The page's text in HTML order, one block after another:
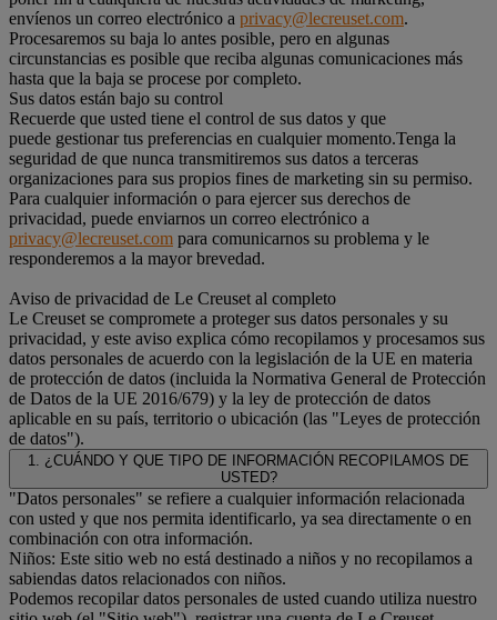
envíenos un correo electrónico a privacy@lecreuset.com.
Procesaremos su baja lo antes posible, pero en algunas
circunstancias es posible que reciba algunas comunicaciones más
hasta que la baja se procese por completo.
Sus datos están bajo su control
Recuerde que usted tiene el control de sus datos y que
puede gestionar tus preferencias en cualquier momento.Tenga la
seguridad de que nunca transmitiremos sus datos a terceras
organizaciones para sus propios fines de marketing sin su permiso.
Para cualquier información o para ejercer sus derechos de
privacidad, puede enviarnos un correo electrónico a
privacy@lecreuset.com para comunicarnos su problema y le
responderemos a la mayor brevedad.
Aviso de privacidad de Le Creuset al completo
Le Creuset se compromete a proteger sus datos personales y su
privacidad, y este aviso explica cómo recopilamos y procesamos sus
datos personales de acuerdo con la legislación de la UE en materia
de protección de datos (incluida la Normativa General de Protección
de Datos de la UE 2016/679) y la ley de protección de datos
aplicable en su país, territorio o ubicación (las "Leyes de protección
de datos").
1. ¿CUÁNDO Y QUE TIPO DE INFORMACIÓN RECOPILAMOS DE
USTED?
"Datos personales" se refiere a cualquier información relacionada
con usted y que nos permita identificarlo, ya sea directamente o en
combinación con otra información.
Niños: Este sitio web no está destinado a niños y no recopilamos a
sabiendas datos relacionados con niños.
Podemos recopilar datos personales de usted cuando utiliza nuestro